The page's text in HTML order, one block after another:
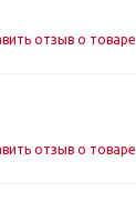
отзыв о товаре
отзыв о товаре